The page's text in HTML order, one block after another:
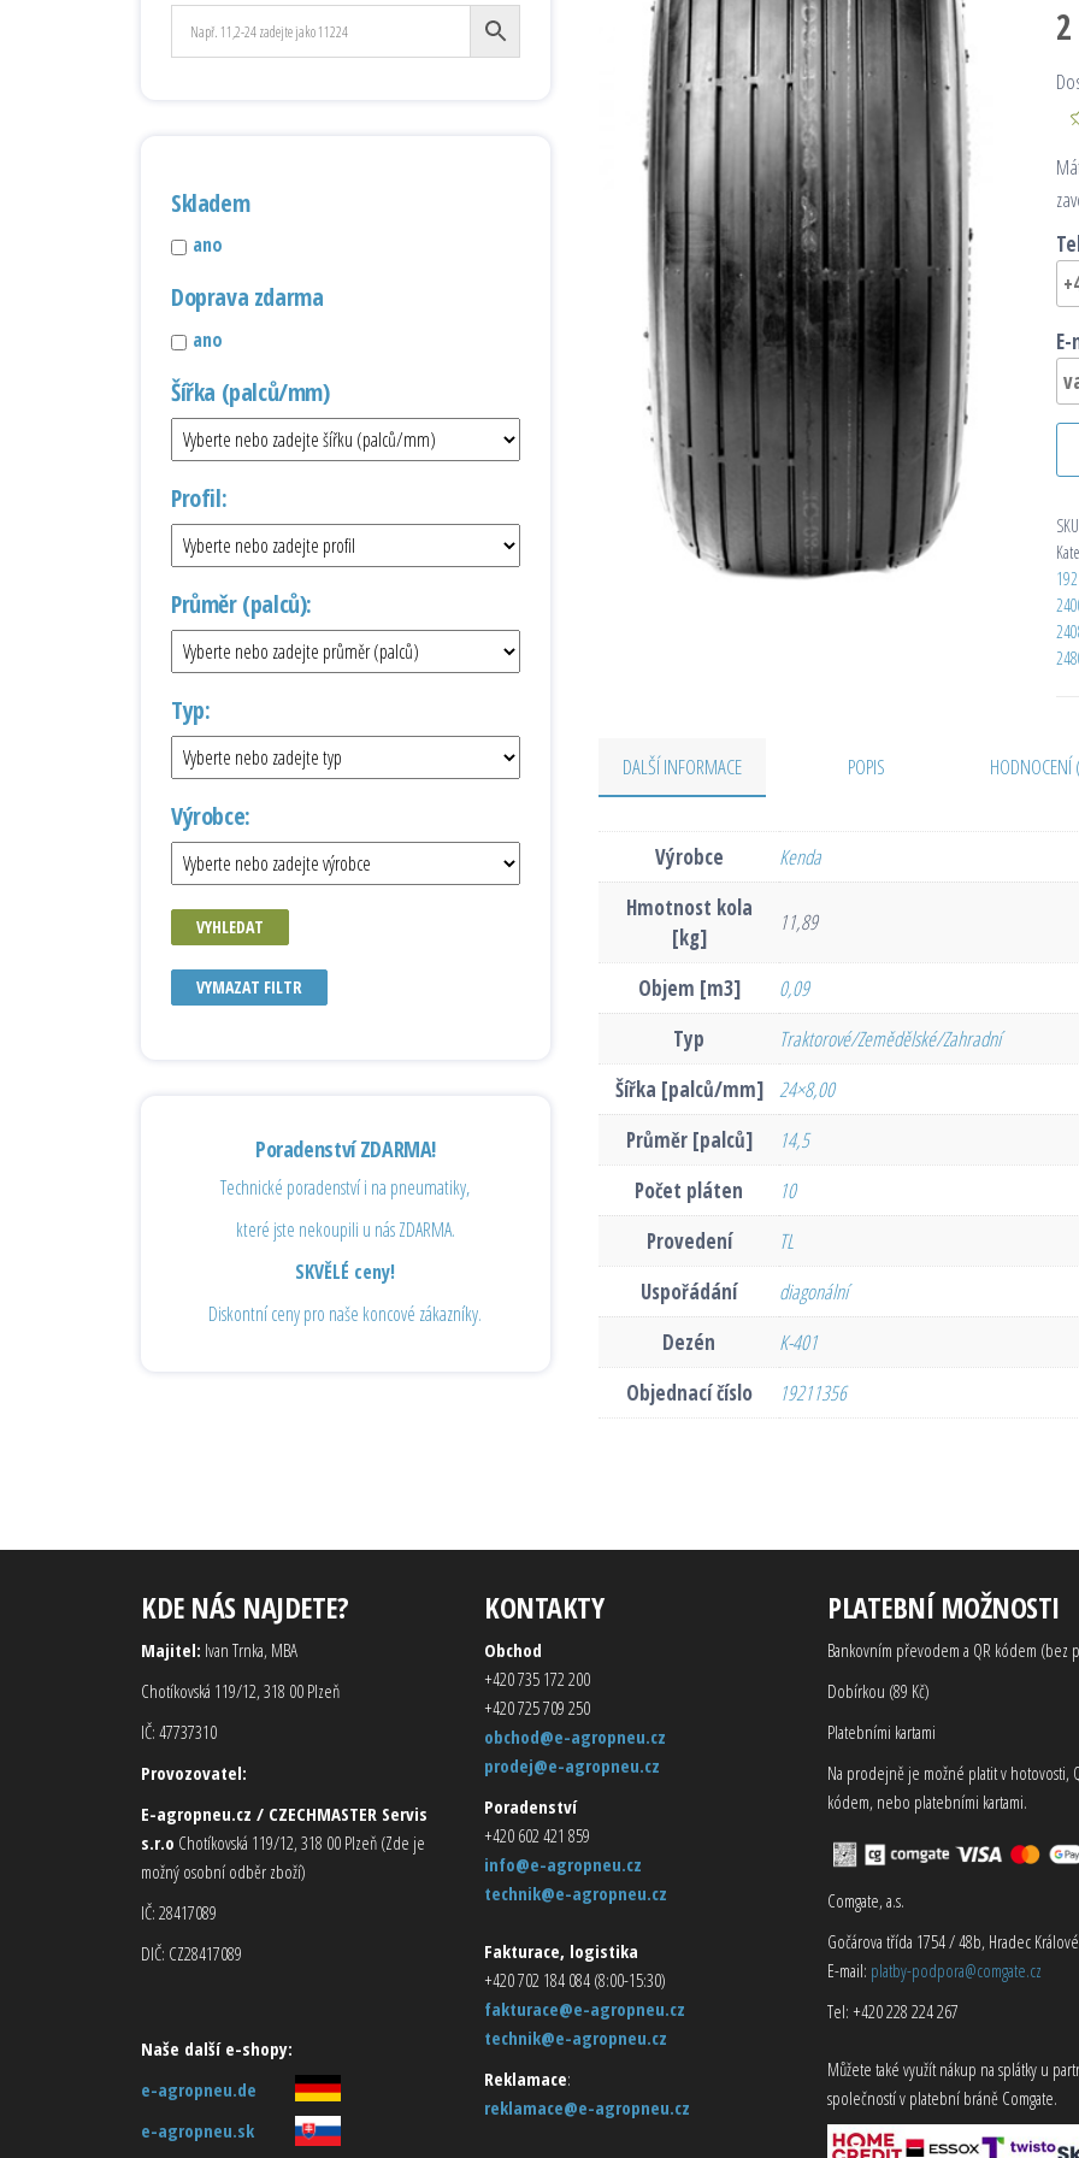
DALŠÍ INFORMACE POPIS
Výrobce
Kenda
Hmotnost kola
[kg]
11,89
Objem [m3]
0,09
Typ
Traktorové/Zemědělské/Zahradní
Šířka [palců/mm]
24×8,00
Průměr [palců]
14,5
Počet pláten
10
Provedení
TL
Uspořádání
diagonální
Dezén
K-401
Objednací číslo
19211356
Skladem
ano
Doprava zdarma
ano
Šířka (palců/mm)
Profil:
Průměr (palců):
Typ:
Výrobce:
VYHLEDAT
VYMAZAT FILTR
Poradenství ZDARMA!
Technické poradenství i na pneumatiky,
které jste nekoupili u nás ZDARMA.
SKVĚLÉ ceny!
Diskontní ceny pro naše koncové zákazníky.
KDE NÁS NAJDETE?
Majitel: Ivan Trnka, MBA
Chotíkovská 119/12, 318 00 Plzeň
IČ: 47737310
Provozovatel:
E-agropneu.cz / CZECHMASTER Servis
s.r.o Chotíkovská 119/12, 318 00 Plzeň (Zde je
možný osobní odběr zboží)
IČ: 28417089
DIČ: CZ28417089
Naše další e-shopy:
e-agropneu.de
e-agropneu.sk
KONTAKTY
Obchod
+420 735 172 200
+420 725 709 250
obchod@e-agropneu.cz
prodej@e-agropneu.cz
Poradenství
+420 602 421 859
info@e-agropneu.cz
technik@e-agropneu.cz
Fakturace, logistika
+420 702 184 084 (8:00-15:30)
fakturace@e-agropneu.cz
technik@e-agropneu.cz
Reklamace:
reklamace@e-agropneu.cz
PLATEBNÍ MOŽNOSTI
Bankovním převodem a QR kódem (bez
Dobírkou (89 Kč)
Platebními kartami
Na prodejně je možné platit v hotovosti,
kódem, nebo platebními kartami.
Comgate, a.s.
Gočárova třída 1754 / 48b, Hradec Králové
E-mail: platby-podpora@comgate.cz
Tel: +420 228 224 267
Můžete také využít nákup na splátky u
společností v platební bráně Comgate.